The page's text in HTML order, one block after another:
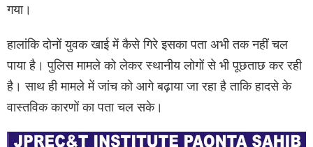
गया।
हालांकि दोनों युवक खाई में कैसे गिरे इसका पता अभी तक नहीं चल
पाया है। पुलिस मामले को लेकर स्थानीय लोगों से भी पूछताछ कर रही
है। साथ ही मामले में जांच को आगे बढ़ाया जा रहा है ताकि हादसे के
वास्तविक कारणों का पता चल सके।